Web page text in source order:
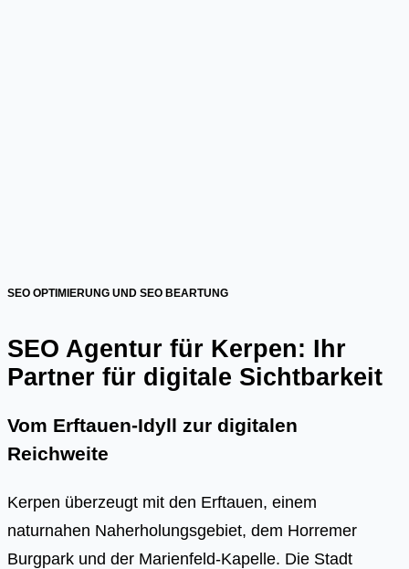
SEO OPTIMIERUNG UND SEO BEARTUNG
SEO Agentur für Kerpen: Ihr
Partner für digitale Sichtbarkeit
Vom Erftauen-Idyll zur digitalen
Reichweite
Kerpen überzeugt mit den Erftauen, einem
naturnahen Naherholungsgebiet, dem Horremer
Burgpark und der Marienfeld-Kapelle. Die Stadt